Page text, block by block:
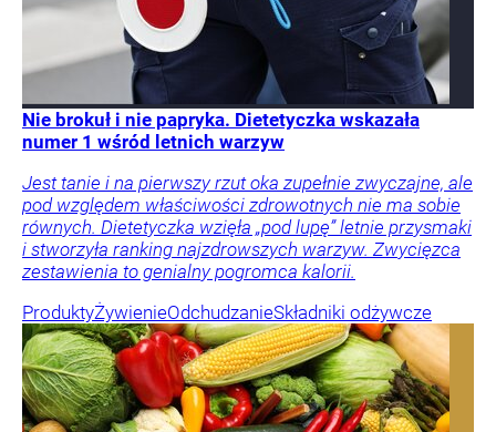
Nie brokuł i nie papryka. Dietetyczka wskazała
numer 1 wśród letnich warzyw
Jest tanie i na pierwszy rzut oka zupełnie zwyczajne, ale
pod względem właściwości zdrowotnych nie ma sobie
równych. Dietetyczka wzięła „pod lupę” letnie przysmaki
i stworzyła ranking najzdrowszych warzyw. Zwycięzca
zestawienia to genialny pogromca kalorii.
ProduktyŻywienieOdchudzanieSkładniki odżywcze